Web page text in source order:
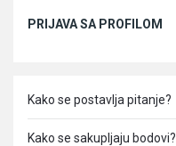
PRIJAVA SA PROFILOM
Kako se postavlja pitanje?
Kako se sakupljaju bodovi?